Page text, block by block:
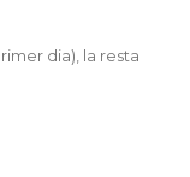
dia), la resta